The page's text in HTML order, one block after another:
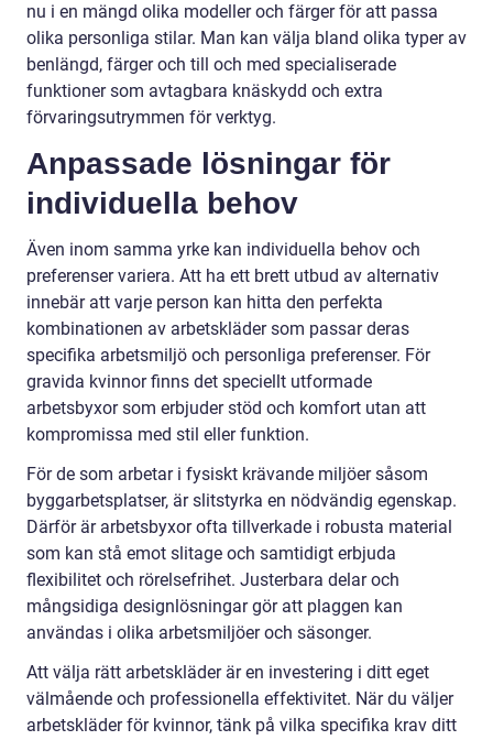
nu i en mängd olika modeller och färger för att passa
olika personliga stilar. Man kan välja bland olika typer av
benlängd, färger och till och med specialiserade
funktioner som avtagbara knäskydd och extra
förvaringsutrymmen för verktyg.
Anpassade lösningar för
individuella behov
Även inom samma yrke kan individuella behov och
preferenser variera. Att ha ett brett utbud av alternativ
innebär att varje person kan hitta den perfekta
kombinationen av arbetskläder som passar deras
specifika arbetsmiljö och personliga preferenser. För
gravida kvinnor finns det speciellt utformade
arbetsbyxor som erbjuder stöd och komfort utan att
kompromissa med stil eller funktion.
För de som arbetar i fysiskt krävande miljöer såsom
byggarbetsplatser, är slitstyrka en nödvändig egenskap.
Därför är arbetsbyxor ofta tillverkade i robusta material
som kan stå emot slitage och samtidigt erbjuda
flexibilitet och rörelsefrihet. Justerbara delar och
mångsidiga designlösningar gör att plaggen kan
användas i olika arbetsmiljöer och säsonger.
Att välja rätt arbetskläder är en investering i ditt eget
välmående och professionella effektivitet. När du väljer
arbetskläder för kvinnor, tänk på vilka specifika krav ditt